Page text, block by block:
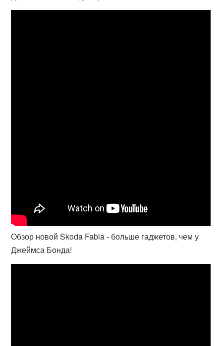
Обзор новой Skoda Fabia ‐ больше гаджетов, чем у
Джеймса Бонда!